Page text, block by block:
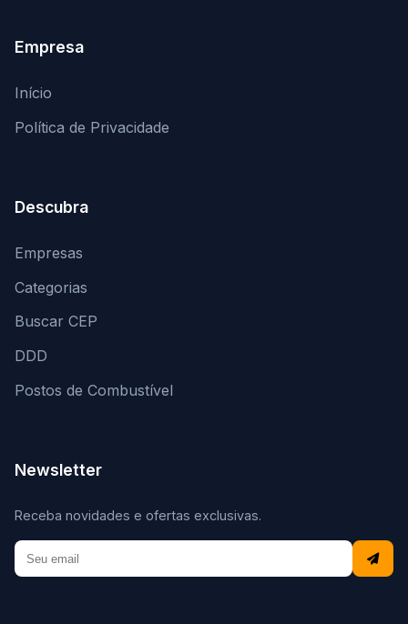
Empresa
Início
Política de Privacidade
Descubra
Empresas
Categorias
Buscar CEP
DDD
Postos de Combustível
Newsletter
Receba novidades e ofertas exclusivas.